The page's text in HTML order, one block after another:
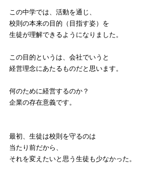
この中学では、活動を通じ、
校則の本来の目的（目指す姿）を
生徒が理解できるようになりました。
この目的というは、会社でいうと
経営理念にあたるものだと思います。
何のために経営するのか？
企業の存在意義です。
最初、生徒は校則を守るのは
当たり前だから、
それを変えたいと思う生徒も少なかった。